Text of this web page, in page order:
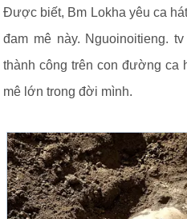
Được biết, Bm Lokha yêu ca
đam mê này. Nguoinoitieng.
thành công trên con đường ca
mê lớn trong đời mình.